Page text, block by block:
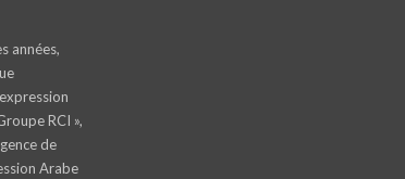
années,
RCI »,
de
Arabe